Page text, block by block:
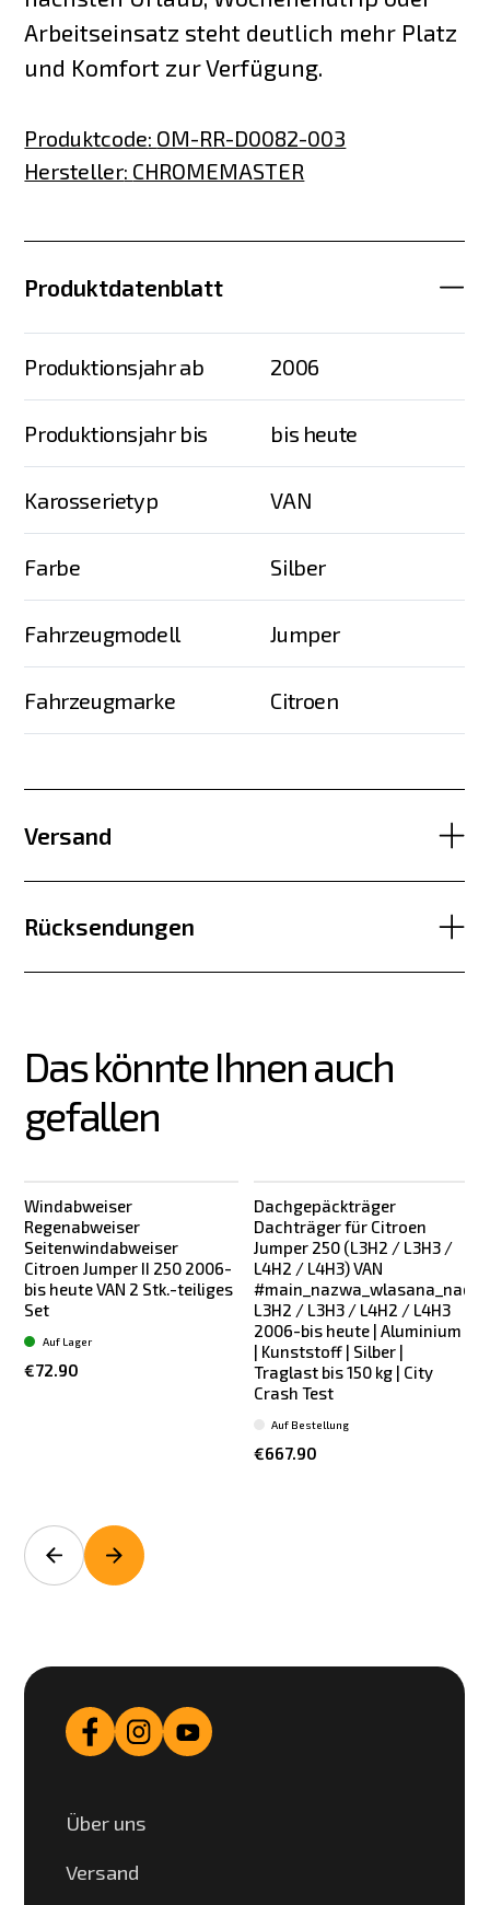
Arbeitseinsatz steht deutlich mehr Platz
und Komfort zur Verfügung.
Produktcode: OM-RR-D0082-003
Hersteller: CHROMEMASTER
Produktdatenblatt
Produktionsjahr ab 2006
Produktionsjahr bis bis heute
Karosserietyp VAN
Farbe Silber
Fahrzeugmodell Jumper
Fahrzeugmarke Citroen
Versand
Rücksendungen
Das könnte Ihnen auch
gefallen
Windabweiser
Regenabweiser
Seitenwindabweiser
Citroen Jumper II 250 2006-
bis heute VAN 2 Stk.-teiliges
Set
€72.90
Auf Lager
Dachgepäckträger
Dachträger für Citroen
Jumper 250 (L3H2 / L3H3 /
L4H2 / L4H3) VAN
L3H2 / L3H3 / L4H2 / L4H3
2006-bis heute | Aluminium
| Kunststoff | Silber |
Traglast bis 150 kg | City
Crash Test
€667.90
Auf Bestellung
Über uns
Versand